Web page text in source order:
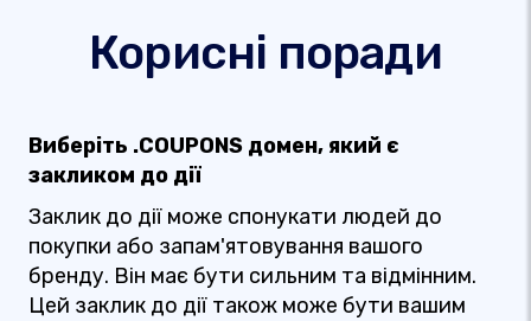
Корисні поради
Виберіть .COUPONS домен, який є
закликом до дії
Заклик до дії може спонукати людей до
покупки або запам'ятовування вашого
бренду. Він має бути сильним та відмінним.
Цей заклик до дії також може бути вашим